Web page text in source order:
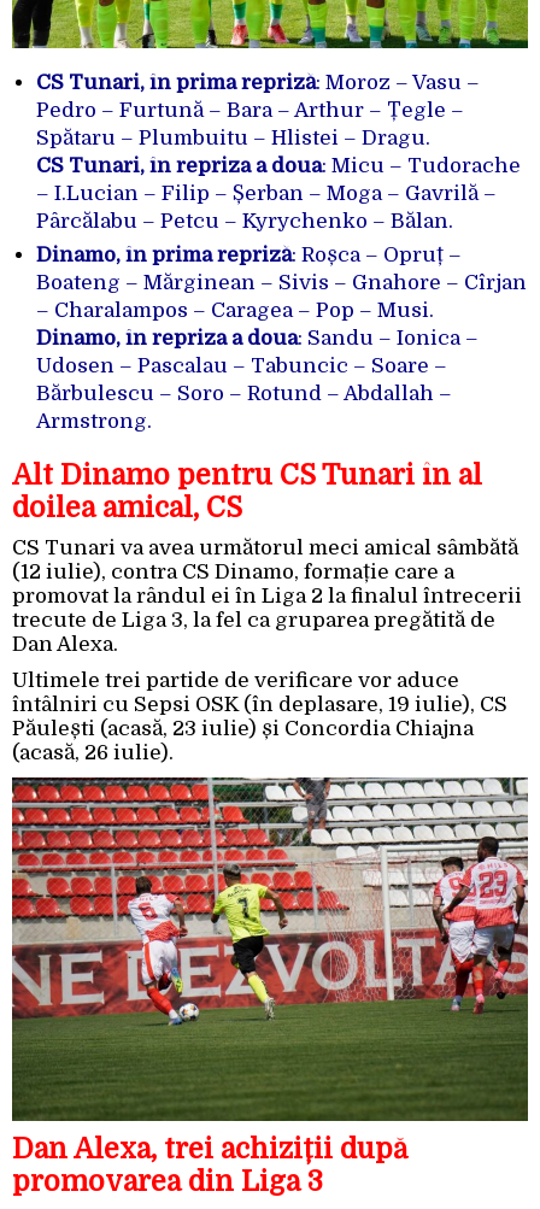
CS Tunari, în prima repriză: Moroz – Vasu –
Pedro – Furtună – Bara – Arthur – Țegle –
Spătaru – Plumbuitu – Hlistei – Dragu.
CS Tunari, în repriza a doua: Micu – Tudorache
– I.Lucian – Filip – Șerban – Moga – Gavrilă –
Pârcălabu – Petcu – Kyrychenko – Bălan.
Dinamo, în prima repriză: Roșca – Opruț –
Boateng – Mărginean – Sivis – Gnahore – Cîrjan
– Charalampos – Caragea – Pop – Musi.
Dinamo, în repriza a doua: Sandu – Ionica –
Udosen – Pascalau – Tabuncic – Soare –
Bărbulescu – Soro – Rotund – Abdallah –
Armstrong.
Alt Dinamo pentru CS Tunari în al
doilea amical, CS
CS Tunari va avea următorul meci amical sâmbătă
(12 iulie), contra CS Dinamo, formație care a
promovat la rândul ei în Liga 2 la finalul întrecerii
trecute de Liga 3, la fel ca gruparea pregătită de
Dan Alexa.
Ultimele trei partide de verificare vor aduce
întâlniri cu Sepsi OSK (în deplasare, 19 iulie), CS
Păulești (acasă, 23 iulie) și Concordia Chiajna
(acasă, 26 iulie).
Dan Alexa, trei achiziții după
promovarea din Liga 3